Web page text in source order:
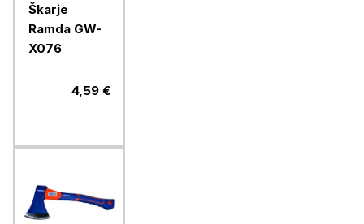
Škarje
Ramda GW-
X076
4,59 €